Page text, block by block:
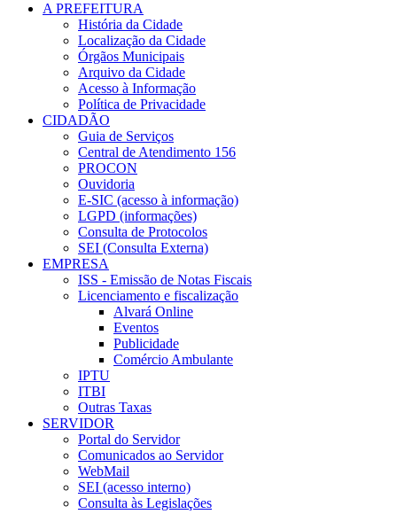
A PREFEITURA
História da Cidade
Localização da Cidade
Órgãos Municipais
Arquivo da Cidade
Acesso à Informação
Política de Privacidade
CIDADÃO
Guia de Serviços
Central de Atendimento 156
PROCON
Ouvidoria
E-SIC (acesso à informação)
LGPD (informações)
Consulta de Protocolos
SEI (Consulta Externa)
EMPRESA
ISS - Emissão de Notas Fiscais
Licenciamento e fiscalização
Alvará Online
Eventos
Publicidade
Comércio Ambulante
IPTU
ITBI
Outras Taxas
SERVIDOR
Portal do Servidor
Comunicados ao Servidor
WebMail
SEI (acesso interno)
Consulta às Legislações